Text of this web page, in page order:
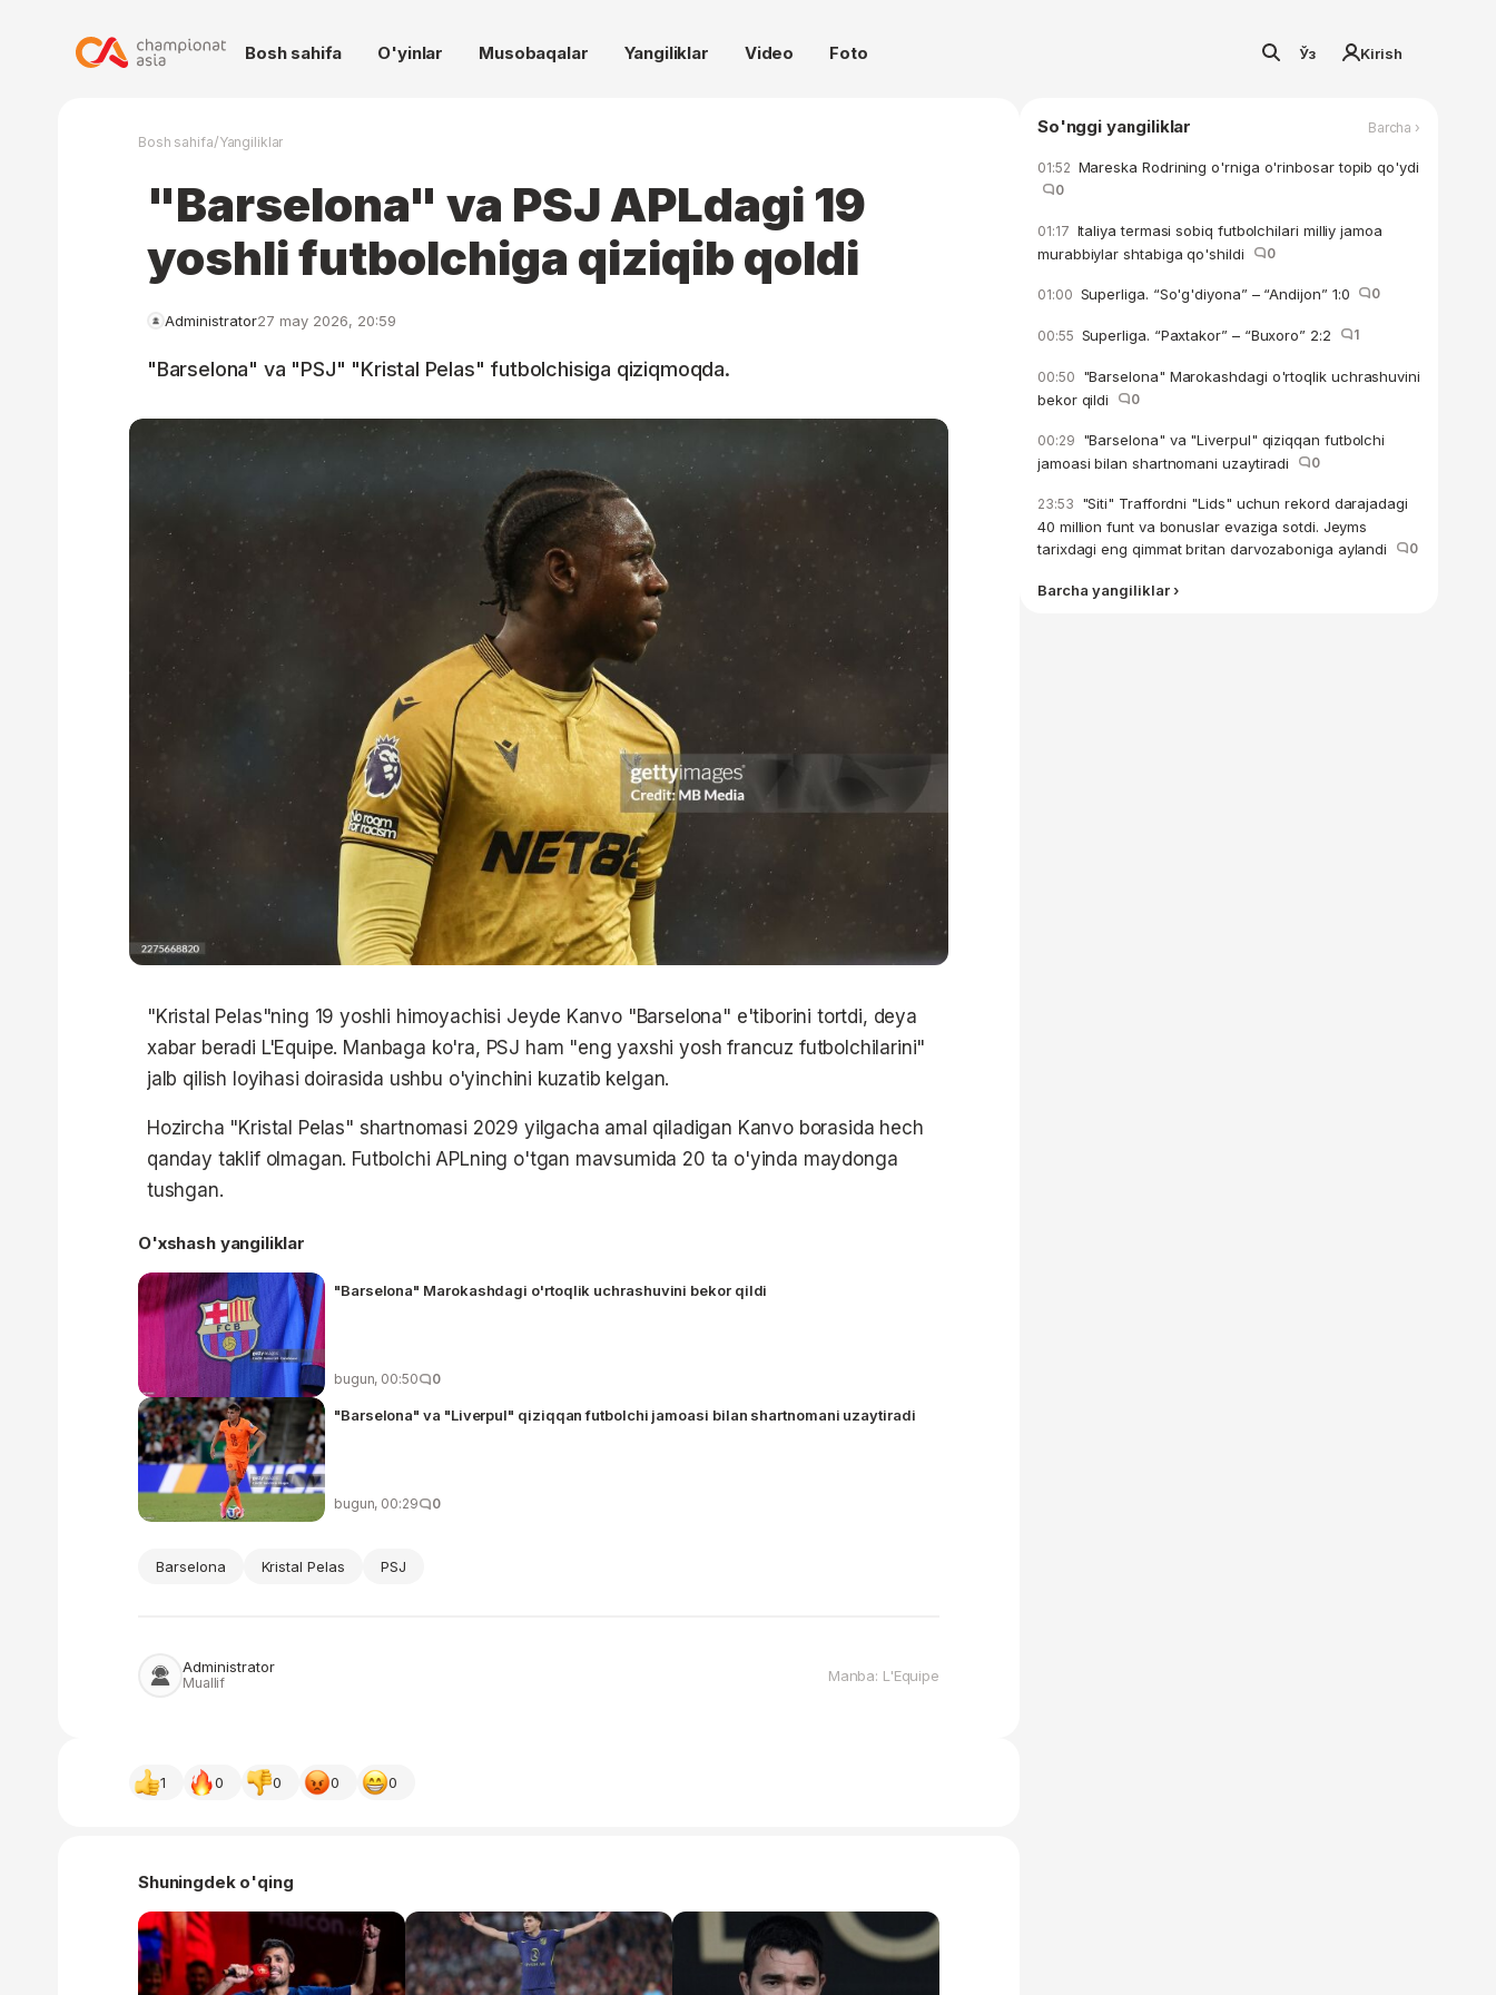
Bosh sahifa O'yinlar Musobaqalar Yangiliklar Video Foto Ўз Kirish
Bosh sahifa/Yangiliklar
"Barselona" va PSJ APLdagi 19
yoshli futbolchiga qiziqib qoldi
Administrator27 may 2026, 20:59
"Barselona" va "PSJ" "Kristal Pelas" futbolchisiga qiziqmoqda.
"Kristal Pelas"ning 19 yoshli himoyachisi Jeyde Kanvo "Barselona" e'tiborini tortdi, deya
xabar beradi L'Equipe. Manbaga ko'ra, PSJ ham "eng yaxshi yosh francuz futbolchilarini"
jalb qilish loyihasi doirasida ushbu o'yinchini kuzatib kelgan.
Hozircha "Kristal Pelas" shartnomasi 2029 yilgacha amal qiladigan Kanvo borasida hech
qanday taklif olmagan. Futbolchi APLning o'tgan mavsumida 20 ta o'yinda maydonga
tushgan.
O'xshash yangiliklar
"Barselona" Marokashdagi o'rtoqlik uchrashuvini bekor qildi
bugun, 00:50 0
"Barselona" va "Liverpul" qiziqqan futbolchi jamoasi bilan shartnomani uzaytiradi
bugun, 00:29 0
Barselona Kristal Pelas PSJ
Administrator
Muallif Manba: L'Equipe
1 0 0 0 0
Shuningdek o'qing
So'nggi yangiliklar Barcha ›
01:52 Mareska Rodrining o'rniga o'rinbosar topib qo'ydi
0
01:17 Italiya termasi sobiq futbolchilari milliy jamoa
murabbiylar shtabiga qo'shildi
0
01:00 Superliga. “So'g'diyona” – “Andijon” 1:0 0
00:55 Superliga. “Paxtakor” – “Buxoro” 2:2 1
00:50 "Barselona" Marokashdagi o'rtoqlik uchrashuvini
bekor qildi
0
00:29 "Barselona" va "Liverpul" qiziqqan futbolchi
jamoasi bilan shartnomani uzaytiradi
0
23:53 "Siti" Traffordni "Lids" uchun rekord darajadagi
40 million funt va bonuslar evaziga sotdi. Jeyms
tarixdagi eng qimmat britan darvozaboniga aylandi
0
Barcha yangiliklar ›